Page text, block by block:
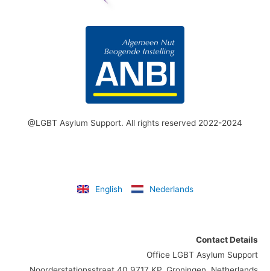
@LGBT Asylum Support. All rights reserved 2022-2024
English Nederlands
Contact Details
Office LGBT Asylum Support